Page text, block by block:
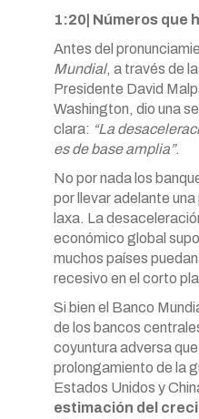
1:20| Números que
Antes del
Mundial, a través de
Presidente David
Washington, dio una
clara: “La
es de base amplia”.
No por nada los
por llevar adelante
laxa. La
económico global
muchos países
recesivo en el corto
Si bien el Banco
de los bancos
coyuntura adversa
prolongamiento de la
Estados Unidos y
estimación del